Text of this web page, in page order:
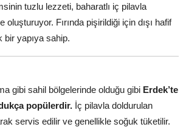
tuzlu lezzeti, baharatlı iç pilavla
Fırında pişirildiği için dışı hafif
bir yapıya sahip.
gibi sahil bölgelerinde olduğu gibi Erdek’te
popülerdir. İç pilavla doldurulan
servis edilir ve genellikle soğuk tüketilir.